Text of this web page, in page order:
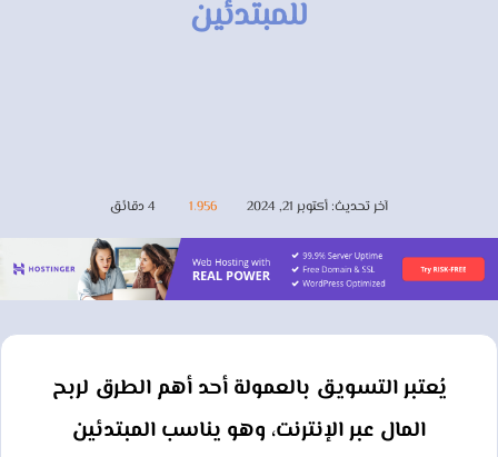
للمبتدئين
آخر تحديث: أكتوبر 21, 2024 1٬956
يُعتبر التسويق بالعمولة أحد أهم الطرق لربح
المال عبر الإنترنت، وهو يناسب المبتدئين